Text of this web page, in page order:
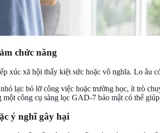
chức năng
xúc xã hội thấy kiệt sức hoặc vô nghĩa. Lo âu
lại: bỏ lỡ công việc hoặc trường học, ít trò
một công cụ sàng lọc GAD-7 bảo mật có thể
ý nghĩ gây hại